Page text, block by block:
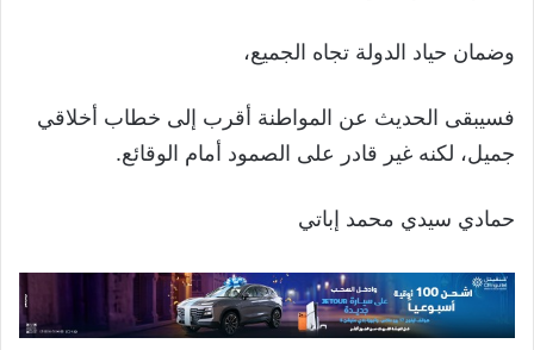
وضمان حياد الدولة تجاه الجميع،
فسيبقى الحديث عن المواطنة أقرب إلى خطاب أخلاقي
جميل، لكنه غير قادر على الصمود أمام الوقائع.
حمادي سيدي محمد إباتي